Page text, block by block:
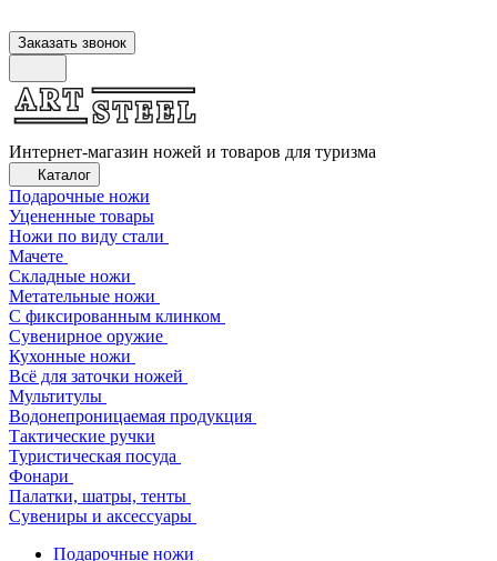
Заказать звонок
Интернет-магазин ножей и товаров для туризма
Каталог
Подарочные ножи
Уцененные товары
Ножи по виду стали
Мачете
Складные ножи
Метательные ножи
С фиксированным клинком
Сувенирное оружие
Кухонные ножи
Всё для заточки ножей
Мультитулы
Водонепроницаемая продукция
Тактические ручки
Туристическая посуда
Фонари
Палатки, шатры, тенты
Сувениры и аксессуары
Подарочные ножи